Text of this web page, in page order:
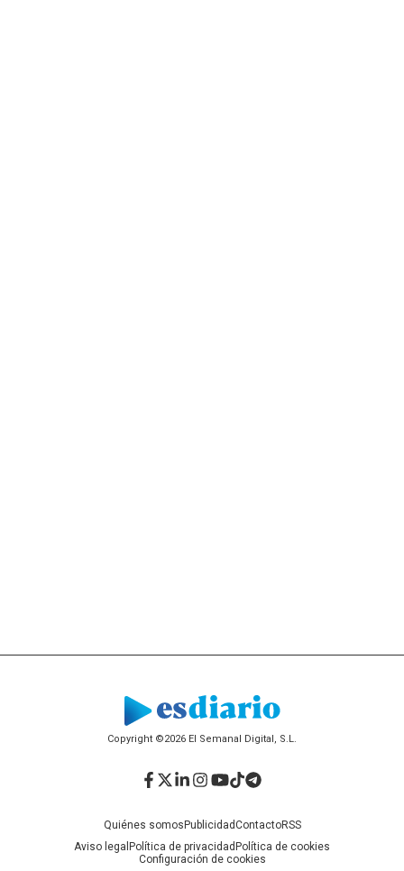
Copyright ©2026 El Semanal Digital, S.L.
Quiénes somosPublicidadContactoRSS
Aviso legal Política de privacidadPolítica de cookies
Configuración de cookies
Facebook
Twitter
LinkedIn
Instagram
YouTube
TikTok
Telegram